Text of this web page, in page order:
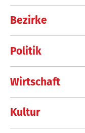
Bezirke
Politik
Wirtschaft
Kultur